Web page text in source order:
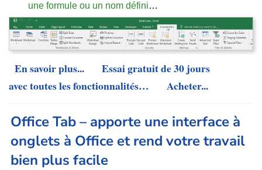
une formule ou un nom défini…
En savoir plus...
Essai gratuit de 30 jours
avec toutes les fonctionnalités…
Acheter...
Office Tab – apporte une interface à
onglets à Office et rend votre travail
bien plus facile